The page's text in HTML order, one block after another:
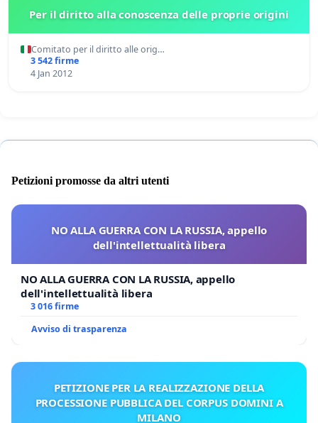
Per il diritto alla conoscenza delle proprie origini
Comitato per il diritto alle orig…
3 542 firme
4 Jan 2012
Petizioni promosse da altri utenti
NO ALLA GUERRA CON LA RUSSIA, appello
dell'intellettualità libera
NO ALLA GUERRA CON LA RUSSIA, appello
dell'intellettualità libera
3 016 firme
Avviso di trasparenza
PETIZIONE PER LA REALIZZAZIONE DELLA
PROCESSIONE PUBBLICA DEL CORPUS DOMINI A
MILANO